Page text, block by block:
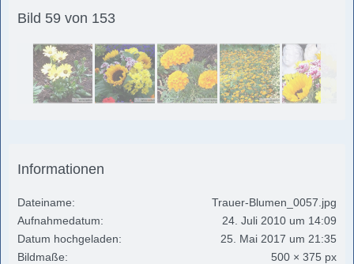
Bild 59 von 153
Informationen
Dateiname
Trauer-Blumen_0057.jpg
Aufnahmedatum
24. Juli 2010 um 14:09
Datum hochgeladen
25. Mai 2017 um 21:35
Bildmaße
500 × 375 px